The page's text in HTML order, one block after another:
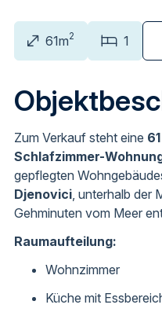
61m2 1
Zum Verkauf steht eine
Schlafzimmer-
gepflegten
Djenovici, unterhalb der
Gehminuten vom Meer
Raumaufteilung:
Wohnzimmer
Küche mit